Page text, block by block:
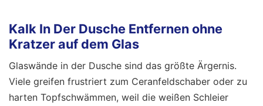
Kalk In Der Dusche Entfernen ohne
Kratzer auf dem Glas
Glaswände in der Dusche sind das größte Ärgernis.
Viele greifen frustriert zum Ceranfeldschaber oder zu
harten Topfschwämmen, weil die weißen Schleier